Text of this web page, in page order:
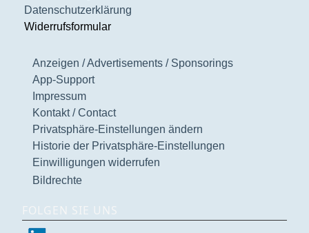
Datenschutzerklärung
Widerrufsformular
Anzeigen / Advertisements / Sponsorings
App-Support
Impressum
Kontakt / Contact
Privatsphäre-Einstellungen ändern
Historie der Privatsphäre-Einstellungen
Einwilligungen widerrufen
Bildrechte
FOLGEN SIE UNS